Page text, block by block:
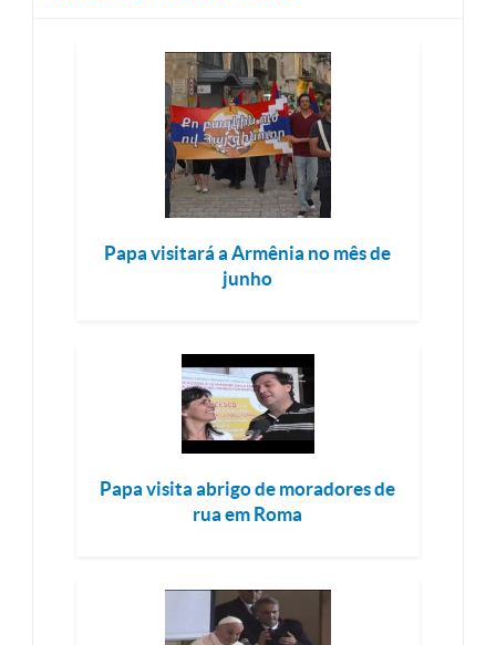
Papa visitará a Armênia no mês de
junho
Papa visita abrigo de moradores de
rua em Roma